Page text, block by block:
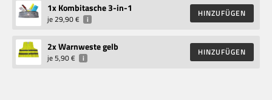
1x Kombitasche 3-in-1
je29,90 € i
HINZUFÜGEN
2x Warnweste gelb
je5,90 € i
HINZUFÜGEN